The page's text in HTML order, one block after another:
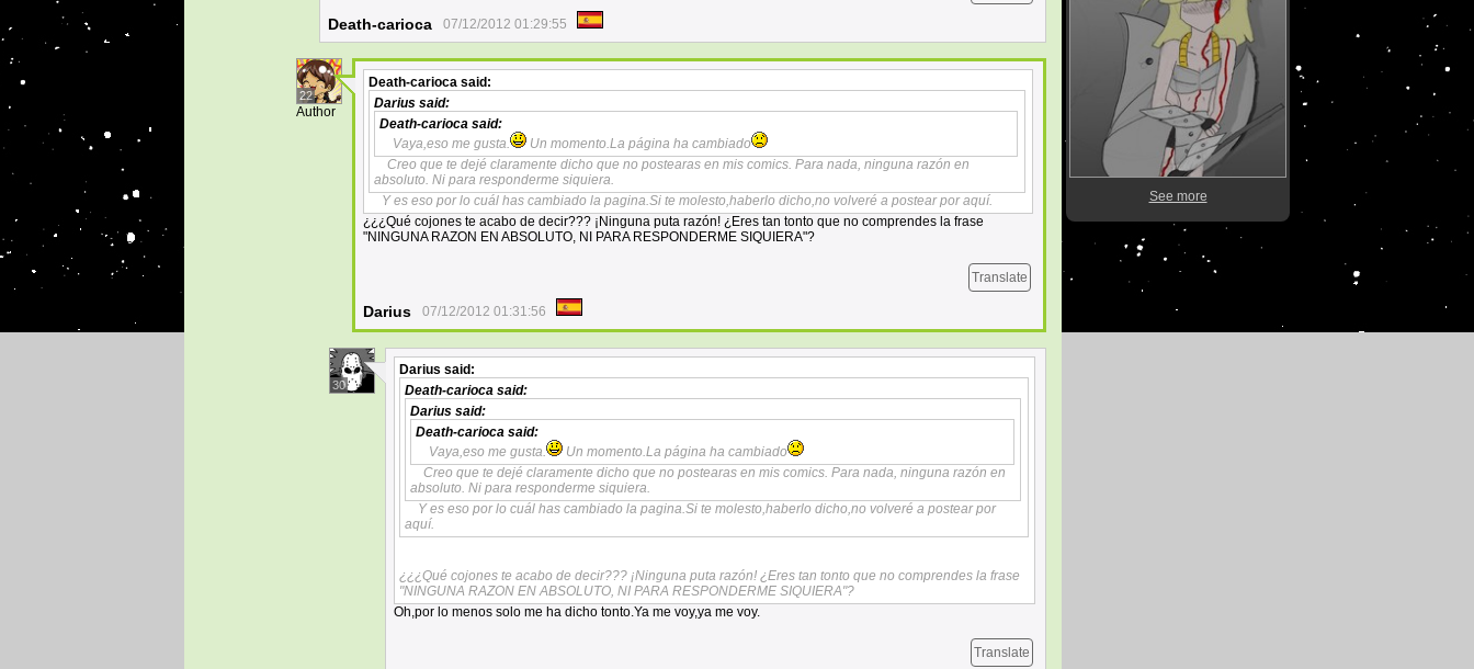
Death-carioca 07/12/2012 01:29:55
22
Author
Death-carioca said:
Darius said:
Death-carioca said:
Vaya,eso me gusta.
Un momento.La página ha cambiado
Creo que te dejé claramente dicho que no postearas en mis comics. Para nada, ninguna razón en
absoluto. Ni para responderme siquiera.
Y es eso por lo cuál has cambiado la pagina.Si te molesto,haberlo dicho,no volveré a postear por aquí.
¿¿¿Qué cojones te acabo de decir??? ¡Ninguna puta razón! ¿Eres tan tonto que no comprendes la frase
"NINGUNA RAZON EN ABSOLUTO, NI PARA RESPONDERME SIQUIERA"?
Translate
Darius 07/12/2012 01:31:56
30
Darius said:
Death-carioca said:
Darius said:
Death-carioca said:
Vaya,eso me gusta.
Un momento.La página ha cambiado
Creo que te dejé claramente dicho que no postearas en mis comics. Para nada, ninguna razón en
absoluto. Ni para responderme siquiera.
Y es eso por lo cuál has cambiado la pagina.Si te molesto,haberlo dicho,no volveré a postear por
aquí.
¿¿¿Qué cojones te acabo de decir??? ¡Ninguna puta razón! ¿Eres tan tonto que no comprendes la frase
"NINGUNA RAZON EN ABSOLUTO, NI PARA RESPONDERME SIQUIERA"?
Oh,por lo menos solo me ha dicho tonto.Ya me voy,ya me voy.
Translate
See more